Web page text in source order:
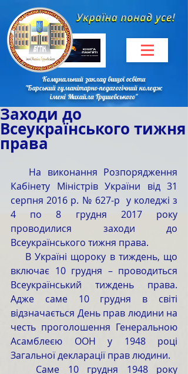
Комунальний заклад вищої освіти
"Барський гуманітарно-педагогічний коледж
імені Михайла Грушевського"
Заходи до
Всеукраїнського тижня
права
Кабінету Міністрів України від 31
серпня 2016 р. № 627-р  у коледжі з
4 по 8 грудня 2017 року
проводилися заходи до
Всеукраїнського тижня права.
включає 10 грудня – проводиться
Всеукраїнський тиждень права.
Адже саме 10 грудня в світі
відзначається День прав людини на
честь проголошення Генеральною
Асамблеєю ООН у 1948 році
Загальної декларації прав людини.